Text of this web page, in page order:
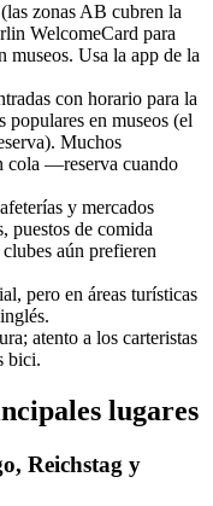
zonas AB cubren la
WelcomeCard para
museos. Usa la app de la
con horario para la
populares en museos (el
Muchos
cola —reserva cuando
y mercados
puestos de comida
aún prefieren
pero en áreas turísticas
atento a los carteristas
bici.
lugares
Reichstag y